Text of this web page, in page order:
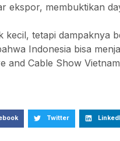
ekspor, membuktikan
kecil, tetapi dampaknya
Indonesia bisa
and Cable Show
Twitter